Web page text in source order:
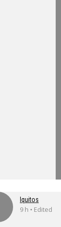
Iquitos
9 h • Edited